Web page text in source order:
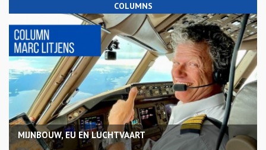
COLUMNS
MIJNBOUW, EU EN LUCHTVAART